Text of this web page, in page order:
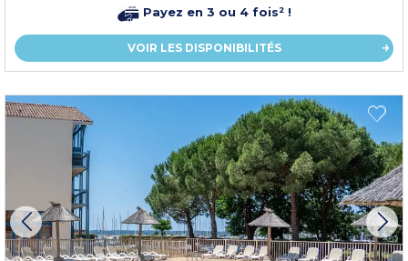
Payez en 3 ou 4 fois² !
VOIR LES DISPONIBILITÉS